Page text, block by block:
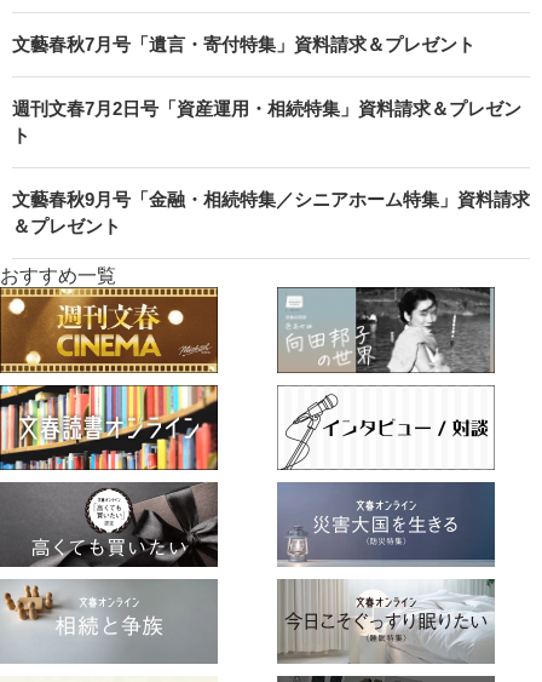
文藝春秋7月号「遺言・寄付特集」資料請求＆プレゼント
週刊文春7月2日号「資産運用・相続特集」資料請求＆プレゼン
ト
文藝春秋9月号「金融・相続特集／シニアホーム特集」資料請求
＆プレゼント
おすすめ一覧